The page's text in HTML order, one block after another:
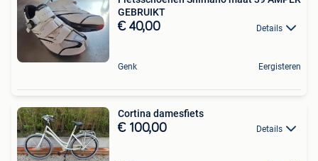
GEBRUIKT
€ 40,00 Details
Genk Eergisteren
Cortina damesfiets
€ 100,00 Details